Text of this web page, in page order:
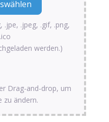
.jpe, .jpeg, .gif, .png,
werden.)
Drag-and-drop, um
zu ändern.